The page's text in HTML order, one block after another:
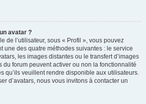
avatar ?
de l’utilisateur, sous « Profil », vous pouvez
une des quatre méthodes suivantes : le service
les images distantes ou le transfert d’images
du forum peuvent activer ou non la fonctionnalité
qu’ils veuillent rendre disponible aux utilisateurs.
d’avatars, nous vous invitons à contacter un